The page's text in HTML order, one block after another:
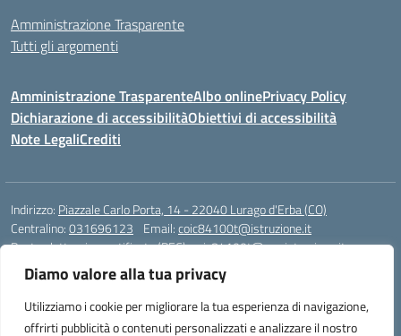
Diamo valore alla tua privacy
Utilizziamo i cookie per migliorare la tua esperienza di navigazione,
offrirti pubblicità o contenuti personalizzati e analizzare il nostro
Amministrazione Trasparente
Tutti gli argomenti
Amministrazione TrasparenteAlbo onlinePrivacy Policy
Dichiarazione di accessibilitàObiettivi di accessibilità
Note LegaliCrediti
Indirizzo: Piazzale Carlo Porta, 14 - 22040 Lurago d'Erba (CO)
Centralino:031696123 Email:coic84100t@istruzione.it
Posta elettronica certificata (PEC):coic84100t@pec.istruzione.it
Codice fiscale: 82002040135
Codice meccanografico:
COIC84100T
Codice unico di fatturazione (CUF): UFKWZ7